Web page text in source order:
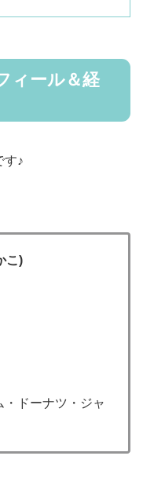
ィール＆経
す♪
こ)
ドーナツ・ジャ